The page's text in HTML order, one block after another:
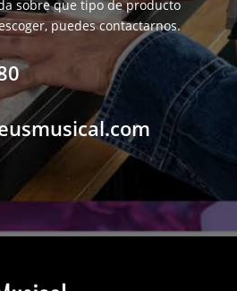
sobre que tipo de producto
puedes contactarnos.